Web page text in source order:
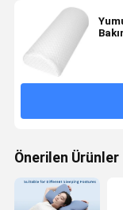
Önerilen Ürünler